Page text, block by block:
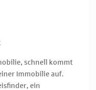
schnell kommt
Immobilie auf.
ein